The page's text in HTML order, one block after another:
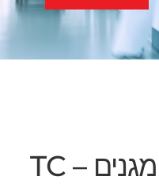
ציפויים מגנים TC –